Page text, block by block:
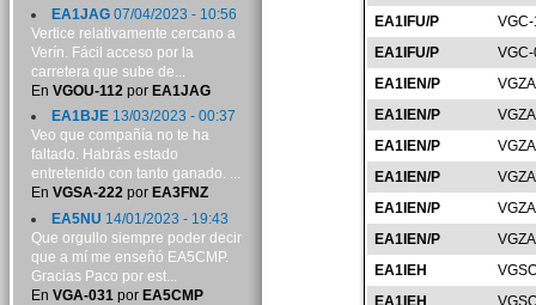
EA1IFU/P
EA1IFU/P
EA1IEN/P
EA1IEN/P
EA1IEN/P
EA1IEN/P
EA1IEN/P
EA1IEN/P
EA1IEH
EA1IEH
EA1JAG07/04/2023 - 10:56
Vertice relativamente cercano a
Verín. Fácil acceso por la
carretera que sube de...
En VGOU-112por EA1JAG
EA1BJE13/03/2023 - 00:37
Veo que compañía no te ha
faltado. Habrás estado
entretenido con tanto ganado. ...
En VGSA-222por EA3FNZ
EA5NU 14/01/2023 - 19:43
Que orgullo siempre poder decir
que a mí me enseñó EA5CMP.
Gracias Paco por est...
En VGA-031 por EA5CMP